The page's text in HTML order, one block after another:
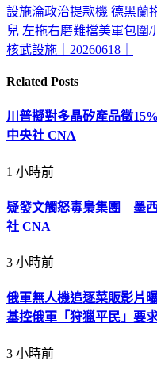
設施淪政治提款機 德黑蘭
兒 左拖右磨難擋美軍包圍
核武設施｜20260618｜
Related Posts
川普擬對多晶矽產品徵
中央社 CNA
1 小時前
疑發文觸怒毒梟集團 墨
社 CNA
3 小時前
俄軍無人機追逐菜販影片
基控俄軍「狩獵平民」要
3 小時前